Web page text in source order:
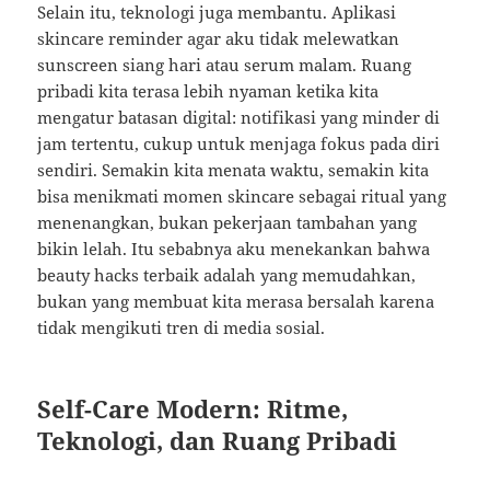
Selain itu, teknologi juga membantu. Aplikasi
skincare reminder agar aku tidak melewatkan
sunscreen siang hari atau serum malam. Ruang
pribadi kita terasa lebih nyaman ketika kita
mengatur batasan digital: notifikasi yang minder di
jam tertentu, cukup untuk menjaga fokus pada diri
sendiri. Semakin kita menata waktu, semakin kita
bisa menikmati momen skincare sebagai ritual yang
menenangkan, bukan pekerjaan tambahan yang
bikin lelah. Itu sebabnya aku menekankan bahwa
beauty hacks terbaik adalah yang memudahkan,
bukan yang membuat kita merasa bersalah karena
tidak mengikuti tren di media sosial.
Self-Care Modern: Ritme,
Teknologi, dan Ruang Pribadi